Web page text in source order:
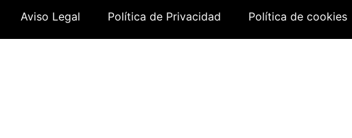
Aviso Legal Política de Privacidad Política de cookies